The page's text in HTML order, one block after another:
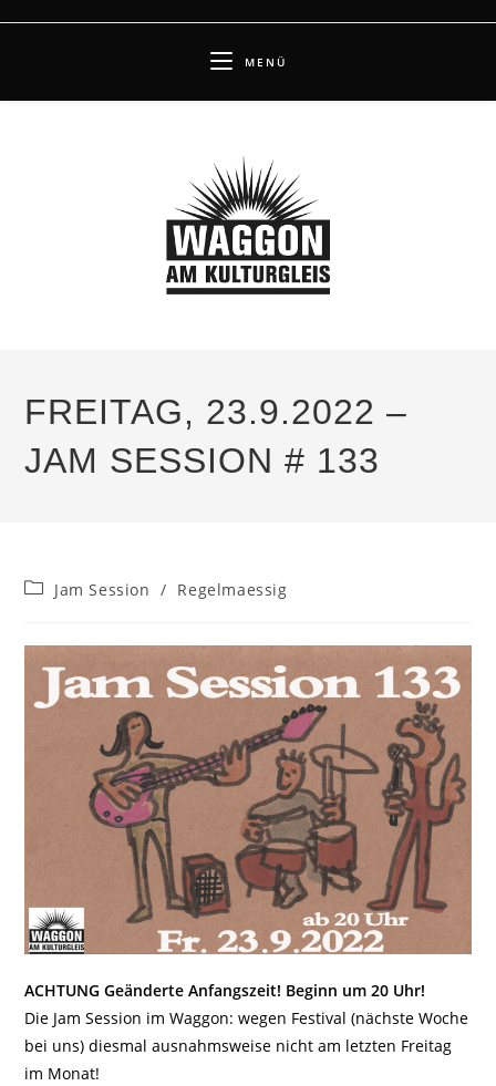
MENÜ
FREITAG, 23.9.2022 –
JAM SESSION # 133
Beitrags-
Jam Session / Regelmaessig
ACHTUNG Geänderte Anfangszeit! Beginn um 20 Uhr!
Die Jam Session im Waggon: wegen Festival (nächste Woche
bei uns) diesmal ausnahmsweise nicht am letzten Freitag
im Monat!